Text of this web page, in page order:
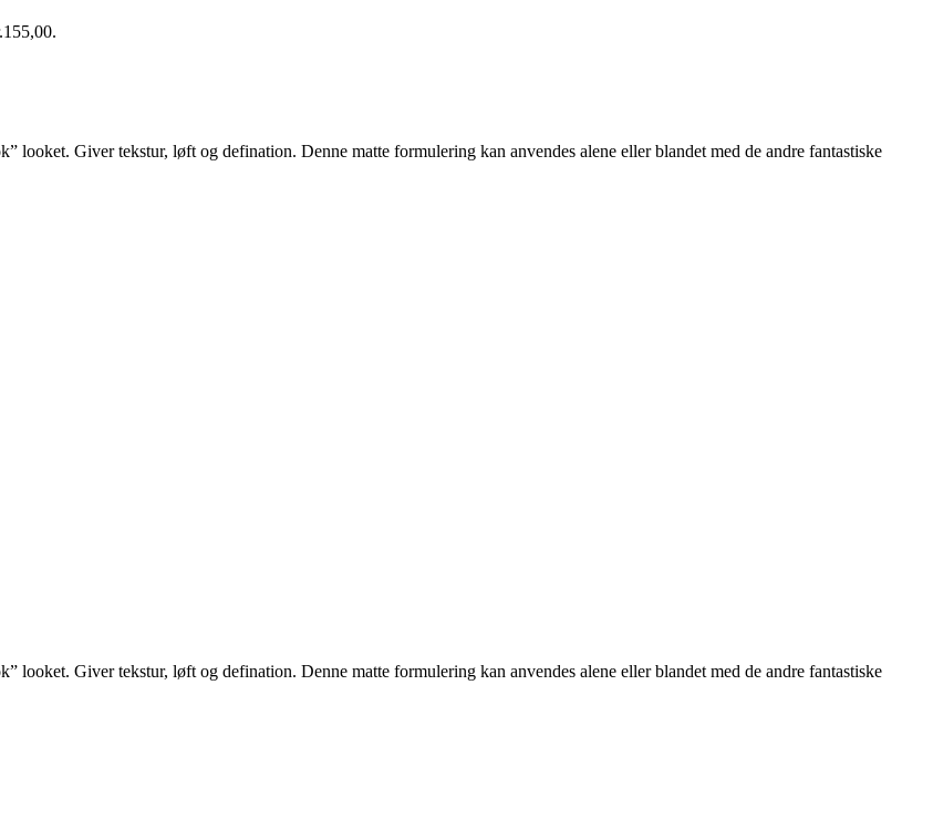
looket. Giver tekstur, løft og defination. Denne matte formulering kan anvendes alene eller blandet med de andre fantastiske
looket. Giver tekstur, løft og defination. Denne matte formulering kan anvendes alene eller blandet med de andre fantastiske